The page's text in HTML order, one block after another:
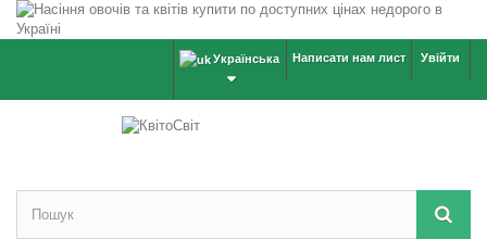
Увійти
Написати нам лист
Українська